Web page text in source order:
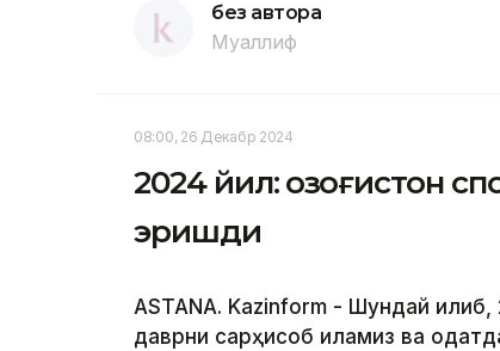
без автора
Муаллиф
08:00, 26 Декабр 2024
2024 йил: Қозоғистон
эришди
ASTANA. Kazinform - Шундай
даврни сарҳисоб қиламиз ва